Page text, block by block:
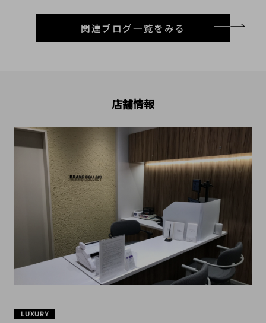
関連ブログ一覧をみる
店舗情報
LUXURY